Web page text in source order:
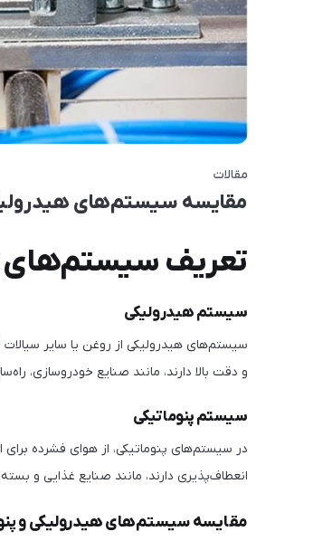
مقالات
مقایسه سیستم‌های
تعریف سیستم‌های
سیستم هیدرولیکی
سیستم‌های هیدرولیکی از روغن یا سایر سیالات
و دقت بالا دارند، مانند صنایع خودروسازی،
سیستم پنوماتیکی
در سیستم‌های پنوماتیکی، از هوای فشرده
انعطاف‌پذیری دارند، مانند صنایع غذایی و
مقایسه سیستم‌های هیدرولیکی و